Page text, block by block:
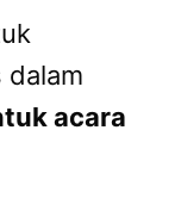
dalam
acara